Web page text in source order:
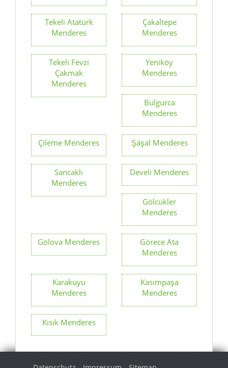
Tekeli Atatürk
Menderes
Çakaltepe
Menderes
Tekeli Fevzi
Çakmak
Menderes
Yeniköy
Menderes
Bulgurca
Menderes
Çileme Menderes Şaşal Menderes
Sancaklı
Menderes
Develi Menderes
Gölcükler
Menderes
Gölova Menderes
Görece Ata
Menderes
Karakuyu
Menderes
Kasımpaşa
Menderes
Kısık Menderes